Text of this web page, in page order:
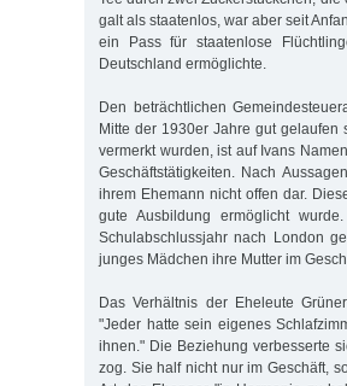
galt als staatenlos, war aber seit
ein Pass für staatenlose
Deutschland ermöglichte.
Den beträchtlichen
Mitte der 1930er Jahre gut gelaufen
vermerkt wurden, ist auf Ivans
Geschäftstätigkeiten. Nach
ihrem Ehemann nicht offen dar.
gute Ausbildung ermöglicht
Schulabschlussjahr nach London
junges Mädchen ihre Mutter im
Das Verhältnis der Eheleute
"Jeder hatte sein eigenes
ihnen." Die Beziehung verbesserte
zog. Sie half nicht nur im Geschäft,